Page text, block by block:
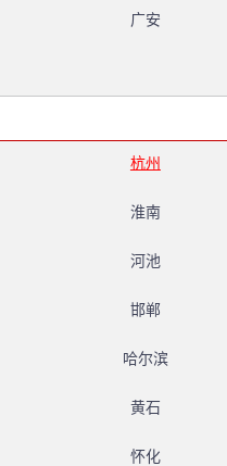
广安
杭州
淮南
河池
邯郸
哈尔滨
黄石
怀化